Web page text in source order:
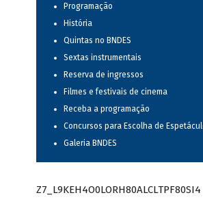
Programação
História
Quintas no BNDES
Sextas instrumentais
Reserva de ingressos
Filmes e festivais de cinema
Receba a programação
Concursos para Escolha de
Galeria BNDES
Z7_L9KEH4O0LORH80ALCLTPF80SI4